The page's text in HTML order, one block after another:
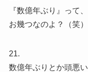
『数億年ぶり』って
お幾つなのよ？（笑）
21.
数億年ぶりとか頭悪